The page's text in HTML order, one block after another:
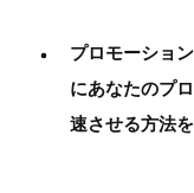
プロモーショ
にあなたのプ
速させる方法を